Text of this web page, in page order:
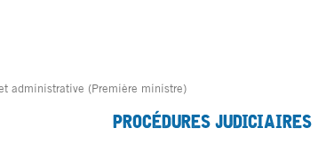
administrative (Première ministre)
PROCÉDURES JUDICIAIRES